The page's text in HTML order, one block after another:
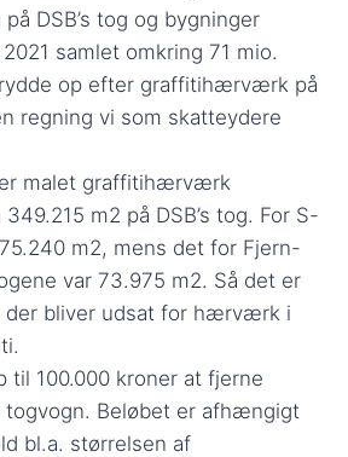
DSB’s tog og bygninger
samlet omkring 71 mio.
op efter graffitihærværk på
regning vi som skatteydere
malet graffitihærværk
m2 på DSB’s tog. For S-
m2, mens det for Fjern-
var 73.975 m2. Så det er
der bliver udsat for hærværk i
til 100.000 kroner at fjerne
togvogn. Beløbet er afhængigt
bl.a. størrelsen af